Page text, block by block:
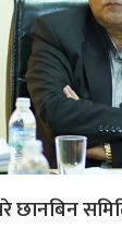
छानबिन